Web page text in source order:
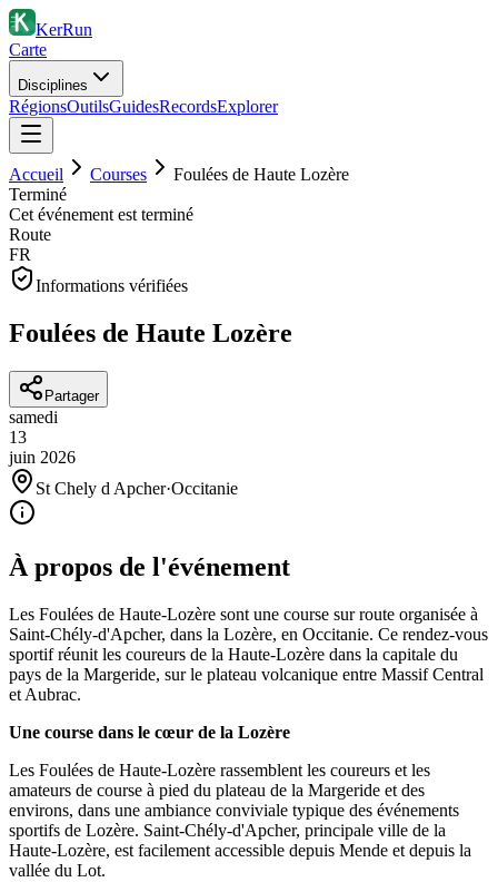
KerRun
Carte
Disciplines
RégionsOutilsGuidesRecordsExplorer
Accueil Courses
Foulées de Haute Lozère
Terminé
Cet événement est terminé
Route
FR
Informations vérifiées
Foulées de Haute Lozère
Partager
samedi
13
juin 2026
St Chely d Apcher·Occitanie
À propos de l'événement
Les Foulées de Haute-Lozère sont une course sur route organisée à
Saint-Chély-d'Apcher, dans la Lozère, en Occitanie. Ce rendez-vous
sportif réunit les coureurs de la Haute-Lozère dans la capitale du
pays de la Margeride, sur le plateau volcanique entre Massif Central
et Aubrac.
Une course dans le cœur de la Lozère
Les Foulées de Haute-Lozère rassemblent les coureurs et les
amateurs de course à pied du plateau de la Margeride et des
environs, dans une ambiance conviviale typique des événements
sportifs de Lozère. Saint-Chély-d'Apcher, principale ville de la
Haute-Lozère, est facilement accessible depuis Mende et depuis la
vallée du Lot.